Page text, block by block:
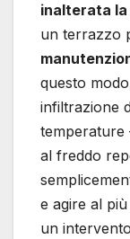
inalterata
un terrazzo
questo
infiltrazione
temperature
al freddo
e agire al
un